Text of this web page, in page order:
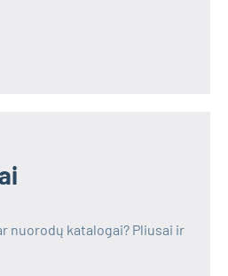
nuorodų katalogai? Pliusai ir